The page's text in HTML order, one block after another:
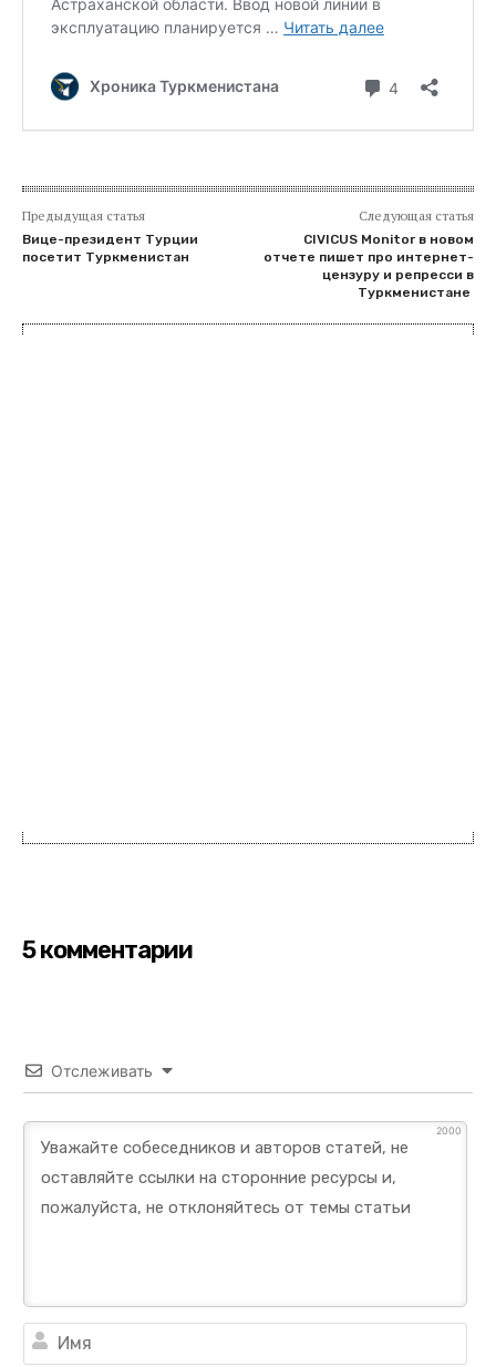
Предыдущая статья
Вице-президент Турции
посетит Туркменистан
Следующая статья
CIVICUS Monitor в новом
отчете пишет про интернет-
цензуру и репресси в
Туркменистане
5 комментарии
Отслеживать
2000